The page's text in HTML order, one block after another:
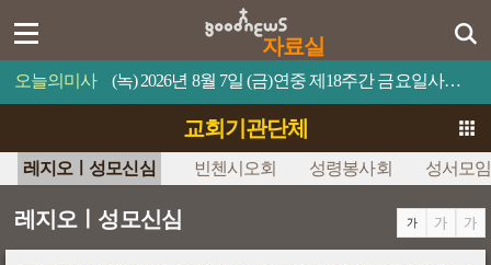
자료실
오늘의미사 (녹) 2026년 8월 7일 (금)연중 제18주간 금요일사람이 제 목숨을 무엇과 바꿀 수 있겠느냐?
교회기관단체
레지오ㅣ성모신심 빈첸시오회 성령봉사회 성서모임
레지오ㅣ성모신심